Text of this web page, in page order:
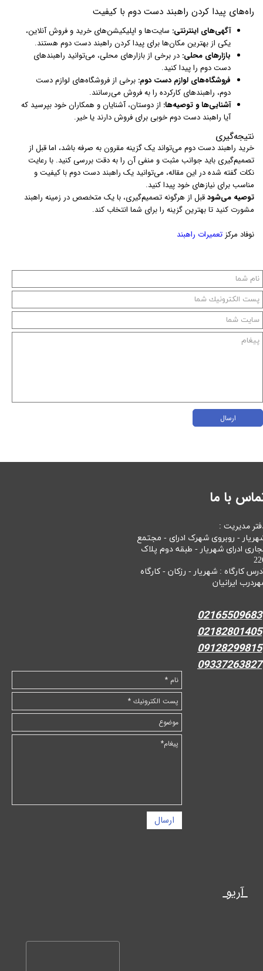
راه‌های پیدا کردن راهبند دست دوم با کیفیت
آگهی‌های اینترنتی: سایت‌ها و اپلیکیشن‌های خرید و فروش آنلاین،
یکی از بهترین مکان‌ها برای پیدا کردن راهبند دست دوم هستند.
بازارهای محلی: در برخی از بازارهای محلی، می‌توانید راهبندهای
دست دوم را پیدا کنید.
فروشگاه‌های لوازم دست دوم: برخی از فروشگاه‌های لوازم دست
دوم، راهبندهای کارکرده را به فروش می‌رسانند.
آشنایی‌ها و توصیه‌ها: از دوستان، آشنایان و همکاران خود بپرسید که
آیا راهبند دست دوم خوبی برای فروش دارند یا خیر.
نتیجه‌گیری
خرید راهبند دست دوم می‌تواند یک گزینه مقرون به صرفه باشد، اما قبل از
تصمیم‌گیری باید جوانب مثبت و منفی آن را به دقت بررسی کنید. با رعایت
نکات گفته شده در این مقاله، می‌توانید یک راهبند دست دوم با کیفیت و
مناسب برای نیازهای خود پیدا کنید.
توصیه می‌شودقبل از هرگونه تصمیم‌گیری، با یک متخصص در زمینه راهبند
مشورت کنید تا بهترین گزینه را برای شما انتخاب کند.
نوفاد مرکزتعمیرات راهبند
ارسال
ارسال
با ما
مدیریت :
- روبروی شهرک ادرای - مجتمع
ادرای شهریار - طبقه دوم پلاک
کارگاه : شهریار - رزکان - کارگاه
ایرانیان
02165509683
02182801405
09128299815
09337263827
آریو